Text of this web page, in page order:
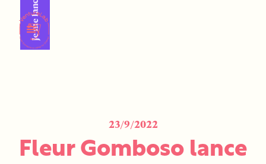
Je me lance !
23/9/2022
Fleur Gomboso lance